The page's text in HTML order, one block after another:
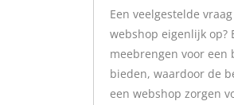
Een veelgestelde
webshop eigenlijk op?
meebrengen voor
bieden, waardoor de
een webshop zorgen